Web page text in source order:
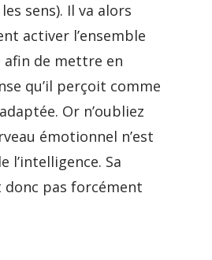
sens). Il va alors
activer l’ensemble
afin de mettre en
qu’il perçoit comme
Or n’oubliez
émotionnel n’est
l’intelligence. Sa
donc pas forcément